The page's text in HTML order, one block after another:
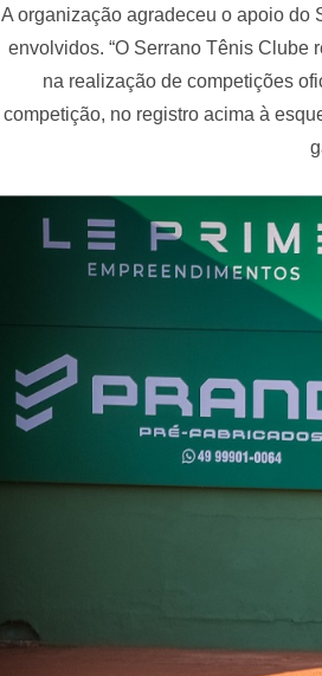
A organização agradeceu o apoio do
envolvidos. “O Serrano Tênis Clube
na realização de competições
competição, no registro acima à